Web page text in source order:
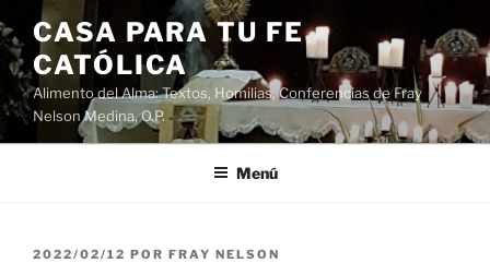
Saltar
al
contenido
CASA PARA TU FE
CATÓLICA
Alimento del Alma: Textos, Homilias, Conferencias de Fray
Nelson Medina, O.P.
Menú
PUBLICADO
2022/02/12 POR FRAY NELSON